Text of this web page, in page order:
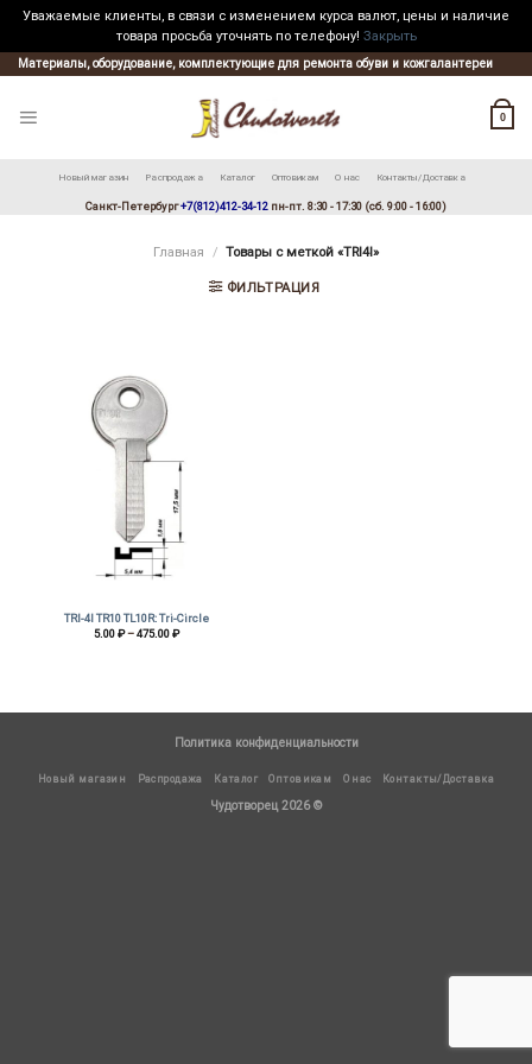
Уважаемые клиенты, в связи с изменением курса валют, цены и наличие
товара просьба уточнять по телефону! Закрыть
Skip
to
Материалы, оборудование, комплектующие для ремонта обуви и кожгалантереи
0
Новый магазин Распродажа Каталог Оптовикам О нас Контакты/Доставка
Санкт-Петербург+7(812)412-34-12 пн-пт. 8:30 - 17:30 (сб. 9:00 - 16:00)
Главная / Товары с меткой «TRI4I»
ФИЛЬТРАЦИЯ
TRI-4I TR10 TL10R: Tri-Circle
5.00₽ – 475.00₽Диапазон
Политика конфиденциальности
Новый магазин Распродажа Каталог Оптовикам О нас Контакты/Доставка
Чудотворец 2026 ©